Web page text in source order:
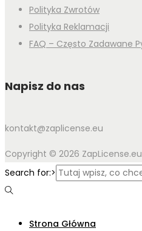
Polityka Zwrotów
Polityka Reklamacji
FAQ – Często Zadawane
Napisz do nas
kontakt@zaplicense.eu
Copyright © 2026 ZapLicense.eu
Search for:>
Strona Główna